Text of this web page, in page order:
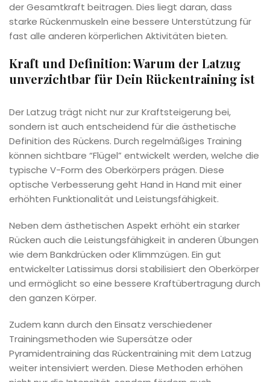
der Gesamtkraft beitragen. Dies liegt daran, dass
starke Rückenmuskeln eine bessere Unterstützung für
fast alle anderen körperlichen Aktivitäten bieten.
Kraft und Definition: Warum der Latzug
unverzichtbar für Dein Rückentraining ist
Der Latzug trägt nicht nur zur Kraftsteigerung bei,
sondern ist auch entscheidend für die ästhetische
Definition des Rückens. Durch regelmäßiges Training
können sichtbare “Flügel” entwickelt werden, welche die
typische V-Form des Oberkörpers prägen. Diese
optische Verbesserung geht Hand in Hand mit einer
erhöhten Funktionalität und Leistungsfähigkeit.
Neben dem ästhetischen Aspekt erhöht ein starker
Rücken auch die Leistungsfähigkeit in anderen Übungen
wie dem Bankdrücken oder Klimmzügen. Ein gut
entwickelter Latissimus dorsi stabilisiert den Oberkörper
und ermöglicht so eine bessere Kraftübertragung durch
den ganzen Körper.
Zudem kann durch den Einsatz verschiedener
Trainingsmethoden wie Supersätze oder
Pyramidentraining das Rückentraining mit dem Latzug
weiter intensiviert werden. Diese Methoden erhöhen